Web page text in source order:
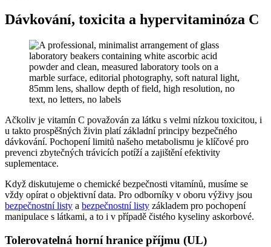
Dávkování, toxicita a hypervitaminóza C
Ačkoliv je vitamín C považován za látku s velmi nízkou toxicitou, i
u takto prospěšných živin platí základní principy bezpečného
dávkování. Pochopení limitů našeho metabolismu je klíčové pro
prevenci zbytečných trávicích potíží a zajištění efektivity
suplementace.
Když diskutujeme o chemické bezpečnosti vitamínů, musíme se
vždy opírat o objektivní data. Pro odborníky v oboru výživy jsou
bezpečnostní listy a bezpečnostní listy základem pro pochopení
manipulace s látkami, a to i v případě čistého kyseliny askorbové.
Tolerovatelná horní hranice příjmu (UL)